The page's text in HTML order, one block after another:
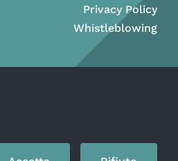
Privacy Policy
Whistleblowing